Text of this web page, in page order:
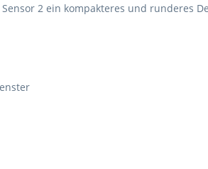
2 ein kompakteres und